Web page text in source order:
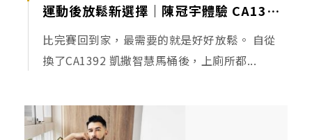
運動後放鬆新選擇｜陳冠宇體驗 CA1392 智慧馬桶
比完賽回到家，最需要的就是好好放鬆。 自從
換了CA1392 凱撒智慧馬桶後，上廁所都...